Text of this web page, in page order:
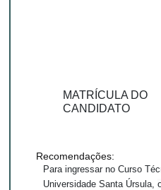
MATRÍCULA DO
CANDIDATO
Recomendações:
Para ingressar no Curso
Universidade Santa Úrsula,